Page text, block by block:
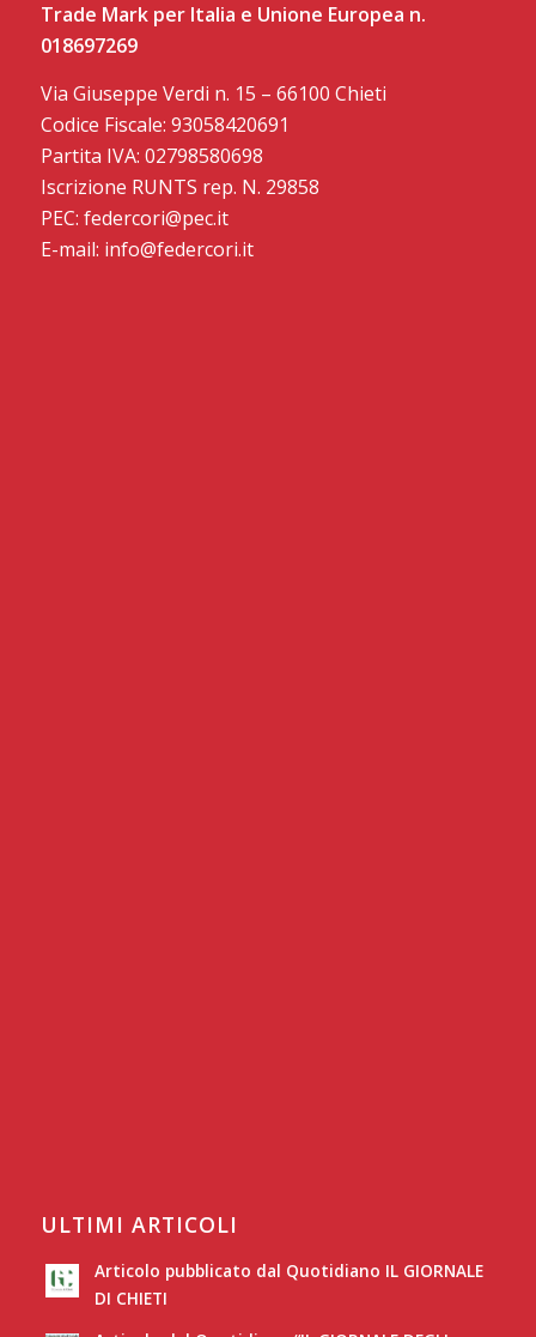
Trade Mark per Italia e Unione Europea n.
018697269
Via Giuseppe Verdi n. 15 – 66100 Chieti
Codice Fiscale: 93058420691
Partita IVA: 02798580698
Iscrizione RUNTS rep. N. 29858
PEC: federcori@pec.it
E-mail: info@federcori.it
ULTIMI ARTICOLI
Articolo pubblicato dal Quotidiano IL GIORNALE
DI CHIETI